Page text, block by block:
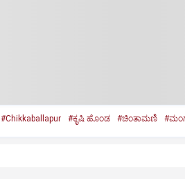
#Chikkaballapur #ಕೃಷಿ ಹೊಂಡ #ಚಿಂತಾಮಣಿ